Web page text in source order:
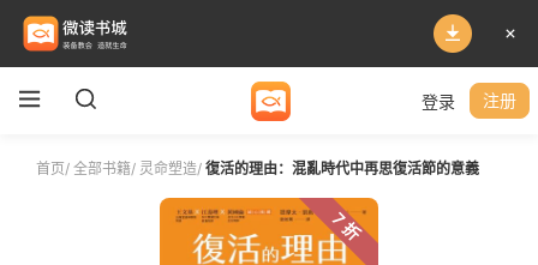
登录 注册
首页/ 全部书籍/ 灵命塑造/ 復活的理由：混亂時代中再思復活節的意義
7 折